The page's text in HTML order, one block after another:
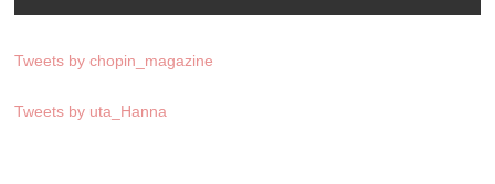
Tweets by chopin_magazine
Tweets by uta_Hanna